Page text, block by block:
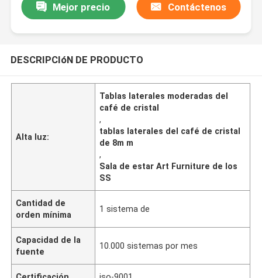
Mejor precio Contáctenos
DESCRIPCIóN DE PRODUCTO
Alta luz:
Tablas laterales moderadas del
café de cristal
,
tablas laterales del café de cristal
de 8m m
,
Sala de estar Art Furniture de los
SS
Cantidad de
orden mínima
1 sistema de
Capacidad de la
fuente
10.000 sistemas por mes